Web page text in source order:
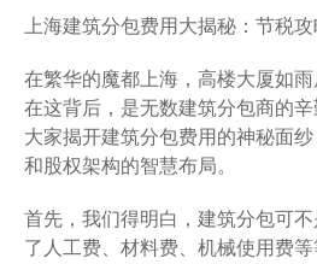
上海建筑分包费用大揭秘：节税
在繁华的魔都上海，高楼大厦如
在这背后，是无数建筑分包商的
大家揭开建筑分包费用的神秘面
和股权架构的智慧布局。
首先，我们得明白，建筑分包可
了人工费、材料费、机械使用费